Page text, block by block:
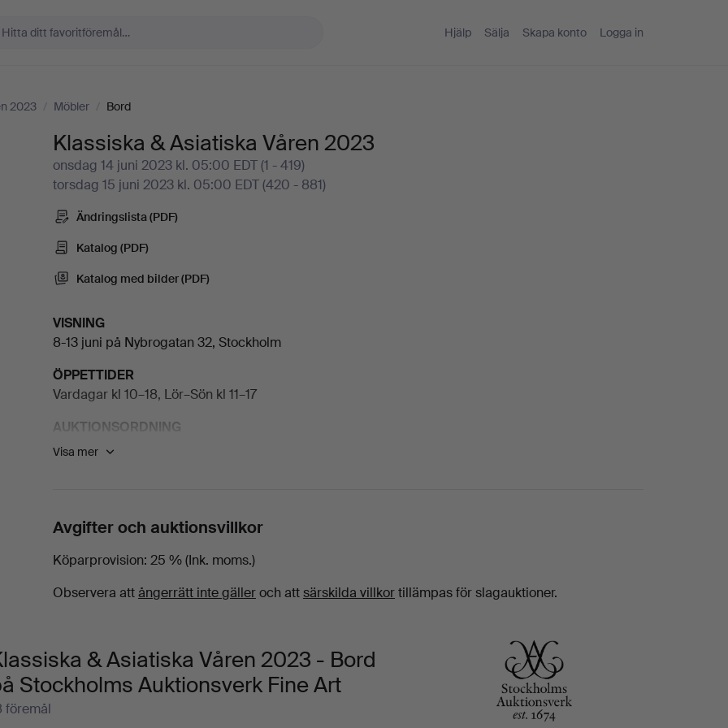
Hjälp Sälja Skapa konto Logga in
2023 / Möbler / Bord
Klassiska & Asiatiska Våren 2023
onsdag 14 juni 2023 kl. 05:00 EDT (1 - 419)
torsdag 15 juni 2023 kl. 05:00 EDT (420 - 881)
Ändringslista (PDF)
Katalog (PDF)
Katalog med bilder (PDF)
VISNING
8-13 juni på Nybrogatan 32, Stockholm
ÖPPETTIDER
Vardagar kl 10–18, Lör–Sön kl 11–17
AUKTIONSORDNING
Onsdag 14 juni
Torsdag 15 juni start kl 11.00
Antika möbler och konsthantverk 420-535
Kuriosakabinettet 536-581
Silver 653-749
Vårens klassiska auktion visar måleri från 1600-talets slut till början av 1900-talet. Under denna
period händer det mycket inom konsthistorien och som besökare på visningen får man se alltifrån
religiösa motiv till stämningsfulla sekelskifteslandskap och själv bevittna hur konstnärens mörka
Visa mer
Avgifter och auktionsvillkor
Köparprovision 25 % (Ink. moms.)
Observera attångerrätt inte gälleroch attsärskilda villkortillämpas för slagauktioner.
& Asiatiska Våren 2023 - Bord
Stockholms Auktionsverk Fine Art
föremål